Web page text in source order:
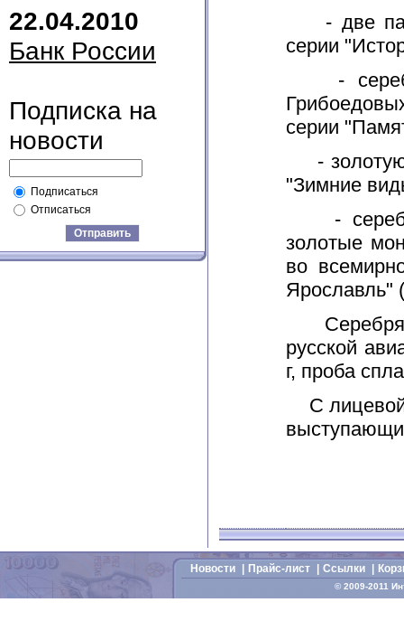
22.04.2010
Банк России
Подписка на
новости
Подписаться
Отписаться
Отправить
- две
серии
-
серии
- золотую
"Зимние
-
золотые
во
Ярославль"
русской
г, проба
С лицевой
Новости Прайс-лист Cсылки
© 2009-2011